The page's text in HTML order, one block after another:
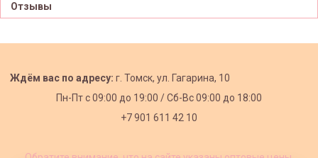
Отзывы
Ждём вас по адресу: г. Томск, ул. Гагарина, 10
Пн-Пт с09:00 до 19:00 /Сб-Вс 09:00 до 18:00
+7 901 611 42 10